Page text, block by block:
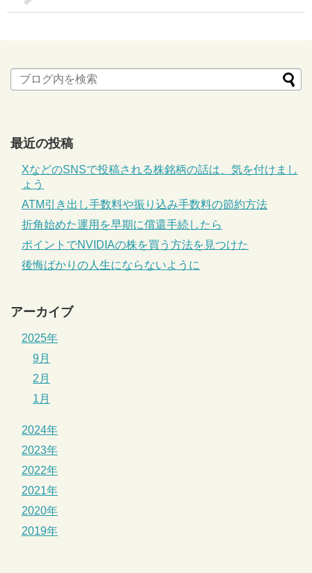
最近の投稿
XなどのSNSで投稿される株銘柄の話は、気を付けまし
ょう
ATM引き出し手数料や振り込み手数料の節約方法
折角始めた運用を早期に償還手続したら
ポイントでNVIDIAの株を買う方法を見つけた
後悔ばかりの人生にならないように
アーカイブ
2025年
9月
2月
1月
2024年
2023年
2022年
2021年
2020年
2019年